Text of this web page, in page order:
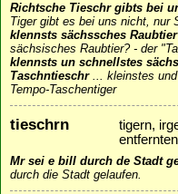
Richtsche Tieschr gibts bei
Tiger gibt es bei uns nicht, nur
klennsts sächssches
sächsisches Raubtier? - der
klennsts un schnellstes
Taschntieschr... kleinstes
Tempo-Taschentiger
tieschrn
tigern,
Mr sei e bill durch de Stadt
durch die Stadt gelaufen.